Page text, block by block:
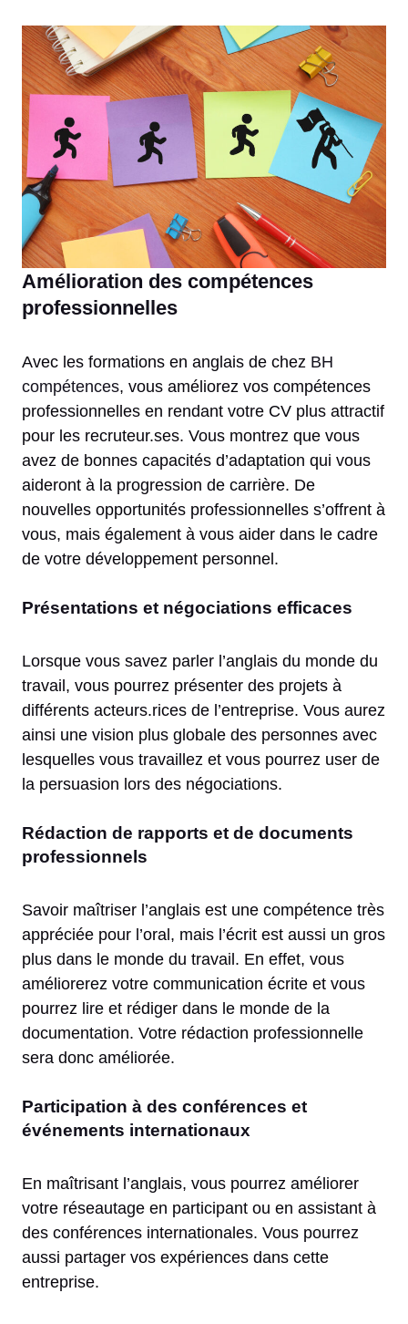
Amélioration des compétences
professionnelles
Avec les formations en anglais de chez BH
compétences, vous améliorez vos compétences
professionnelles en rendant votre CV plus attractif
pour les recruteur.ses. Vous montrez que vous
avez de bonnes capacités d’adaptation qui vous
aideront à la progression de carrière. De
nouvelles opportunités professionnelles s’offrent à
vous, mais également à vous aider dans le cadre
de votre développement personnel.
Présentations et négociations efficaces
Lorsque vous savez parler l’anglais du monde du
travail, vous pourrez présenter des projets à
différents acteurs.rices de l’entreprise. Vous aurez
ainsi une vision plus globale des personnes avec
lesquelles vous travaillez et vous pourrez user de
la persuasion lors des négociations.
Rédaction de rapports et de documents
professionnels
Savoir maîtriser l’anglais est une compétence très
appréciée pour l’oral, mais l’écrit est aussi un gros
plus dans le monde du travail. En effet, vous
améliorerez votre communication écrite et vous
pourrez lire et rédiger dans le monde de la
documentation. Votre rédaction professionnelle
sera donc améliorée.
Participation à des conférences et
événements internationaux
En maîtrisant l’anglais, vous pourrez améliorer
votre réseautage en participant ou en assistant à
des conférences internationales. Vous pourrez
aussi partager vos expériences dans cette
entreprise.